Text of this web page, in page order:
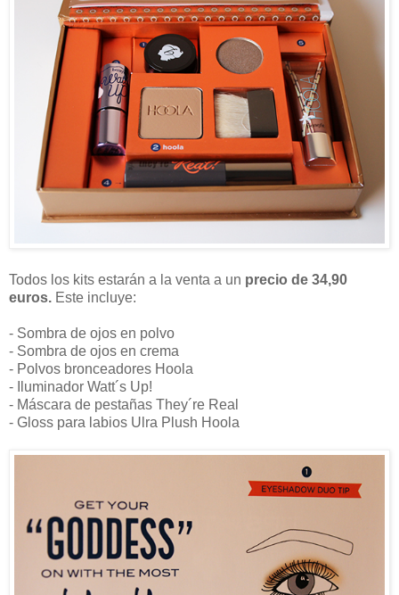
Todos los kits estarán a la venta a un precio de 34,90
euros. Este incluye:
- Sombra de ojos en polvo
- Sombra de ojos en crema
- Polvos bronceadores Hoola
- Iluminador Watt´s Up!
- Máscara de pestañas They´re Real
- Gloss para labios Ulra Plush Hoola